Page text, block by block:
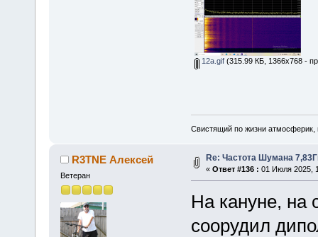
12а.gif(315.99 КБ, 1366x768 -
Свистящий по жизни
R3TNE Алексей
Ветеран
Re: Частота Шумана
« Ответ #136 : 01 Июля 2025,
На кануне, на
соорудил